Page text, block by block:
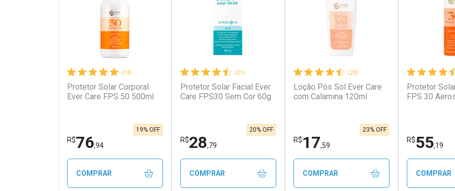
Ativar Desconto
Por R$ 62,75/cada
Por R$ 62,75/cada
Ativar Desconto
Por R$ 625,12/cada
Por R$ 625,12/cada
Ativar Desconto
Por R$ 2.508,04/cada
Por R$ 2.508,04/cada
Ativar
Por R$
Por R$
(13)
Protetor Solar Corporal
Ever Care FPS 50 500ml
R$76,94
19% OFF
COMPRAR
(21)
Protetor Solar Facial Ever
Care FPS30 Sem Cor 60g
R$28,79
20% OFF
COMPRAR
(23)
Loção Pós Sol Ever Care
com Calamina 120ml
R$17,59
23% OFF
COMPRAR
Protetor
FPS 30
R$55,19
COMPRAR